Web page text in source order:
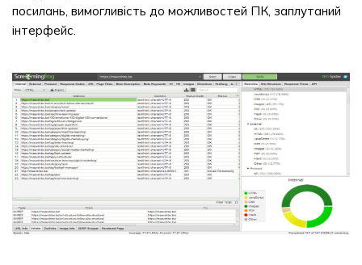
посилань, вимогливість до можливостей ПК, заплутаний
інтерфейс.